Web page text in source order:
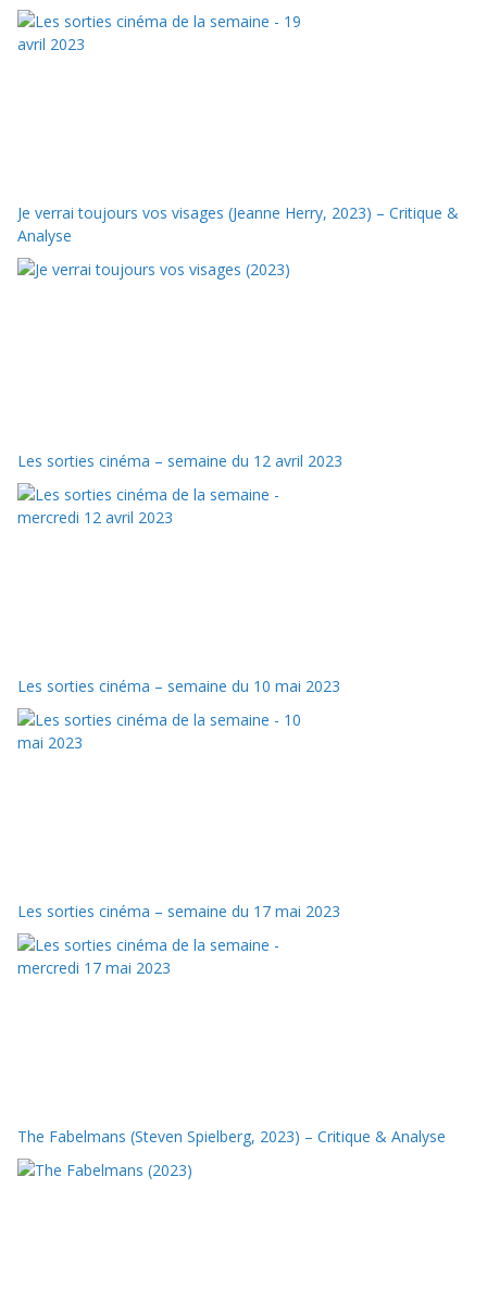
Je verrai toujours vos visages (Jeanne Herry, 2023) – Critique &
Analyse
Les sorties cinéma – semaine du 12 avril 2023
Les sorties cinéma – semaine du 10 mai 2023
Les sorties cinéma – semaine du 17 mai 2023
The Fabelmans (Steven Spielberg, 2023) – Critique & Analyse